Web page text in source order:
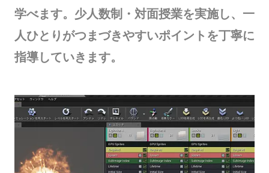
学べます。少人数制・対面授業を実施し、一
人ひとりがつまづきやすいポイントを丁寧に
指導していきます。